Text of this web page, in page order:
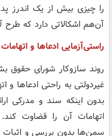
را چیزی بیش از یک اندرز
آن‌هم اشکالاتی دارد که
راستی‌آزمایی ادعاها و
روند سازوکار شورای حقوق
غیردولتی به ‌راحتی ادعاها و
بدون اینکه سند و مدرکی
اتهامات آن را قضاوت
سمن‌ها بدون بررسی و اثبات